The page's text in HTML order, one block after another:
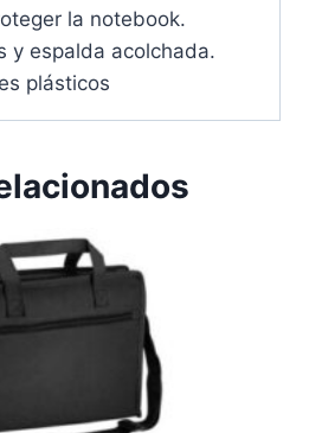
la notebook.
y espalda acolchada.
plásticos